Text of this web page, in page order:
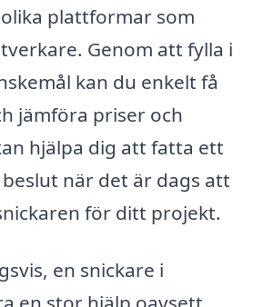
plattformar som
Genom att fylla i
kan du enkelt få
jämföra priser och
hjälpa dig att fatta ett
när det är dags att
för ditt projekt.
en snickare i